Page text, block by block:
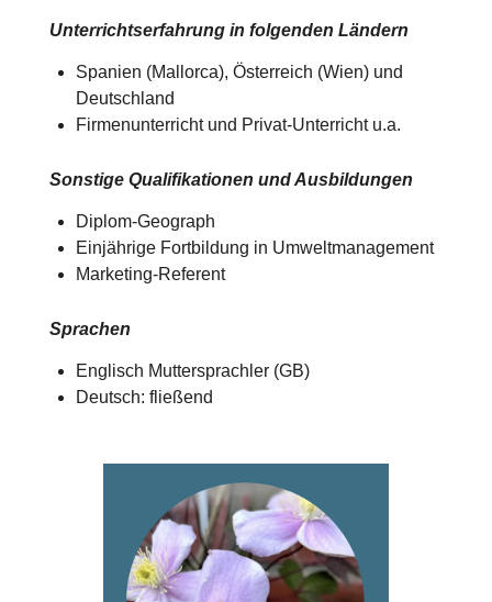
Unterrichtserfahrung in folgenden Ländern
Spanien (Mallorca), Österreich (Wien) und
Deutschland​​
Firmenunterricht und Privat-Unterricht u.a.
Sonstige Qualifikationen und Ausbildungen
Diplom-Geograph
Einjährige Fortbildung in Umweltmanagement
Marketing-Referent
Sprachen
Englisch Muttersprachler (GB)
Deutsch: fließend